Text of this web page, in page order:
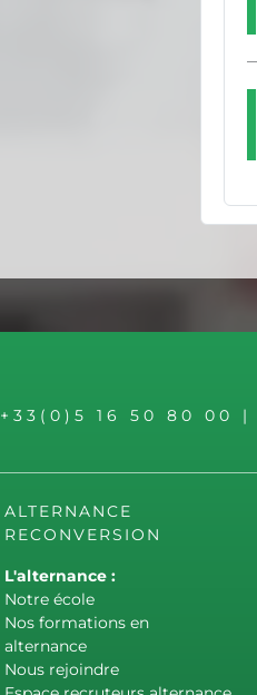
+33(0)5 16 50 80 00 |
ALTERNANCE
RECONVERSION
L'alternance :
Notre école
Nos formations en
alternance
Nous rejoindre